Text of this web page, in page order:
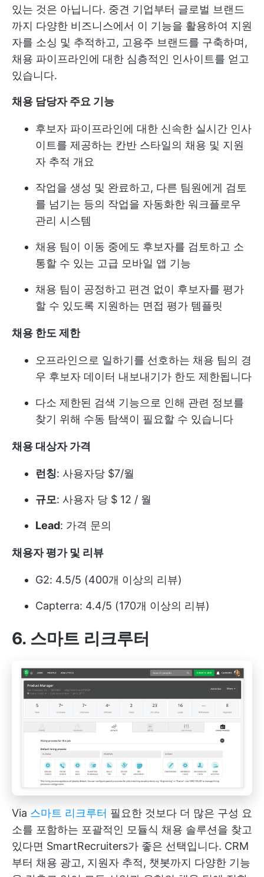
있는 것은 아닙니다. 중견 기업부터 글로벌 브랜드
까지 다양한 비즈니스에서 이 기능을 활용하여 지원
자를 소싱 및 추적하고, 고용주 브랜드를 구축하며,
채용 파이프라인에 대한 심층적인 인사이트를 얻고
있습니다.
채용 담당자 주요 기능
후보자 파이프라인에 대한 신속한 실시간 인사
이트를 제공하는 칸반 스타일의 채용 및 지원
자 추적 개요
작업을 생성 및 완료하고, 다른 팀원에게 검토
를 넘기는 등의 작업을 자동화한 워크플로우
관리 시스템
채용 팀이 이동 중에도 후보자를 검토하고 소
통할 수 있는 고급 모바일 앱 기능
채용 팀이 공정하고 편견 없이 후보자를 평가
할 수 있도록 지원하는 면접 평가 템플릿
채용 한도 제한
오프라인으로 일하기를 선호하는 채용 팀의 경
우 후보자 데이터 내보내기가 한도 제한됩니다
다소 제한된 검색 기능으로 인해 관련 정보를
찾기 위해 수동 탐색이 필요할 수 있습니다
채용 대상자 가격
런칭: 사용자당 $7/월
규모: 사용자 당 $ 12 / 월
Lead: 가격 문의
채용자 평가 및 리뷰
G2: 4.5/5 (400개 이상의 리뷰)
Capterra: 4.4/5 (170개 이상의 리뷰)
6. 스마트 리크루터
Via 스마트 리크루터 필요한 것보다 더 많은 구성 요
소를 포함하는 포괄적인 모듈식 채용 솔루션을 찾고
있다면 SmartRecruiters가 좋은 선택입니다. CRM
부터 채용 광고, 지원자 추적, 챗봇까지 다양한 기능